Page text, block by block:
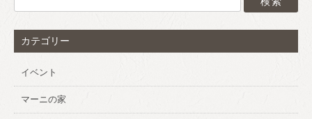
カテゴリー
イベント
マーニの家